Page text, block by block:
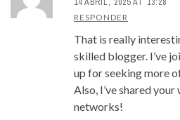
RESPONDER
That is really
skilled blogger. I’ve
up for seeking more
Also, I’ve shared
networks!